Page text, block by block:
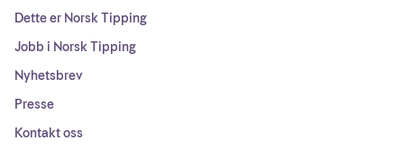
Dette er Norsk Tipping
Jobb i Norsk Tipping
Nyhetsbrev
Presse
Kontakt oss